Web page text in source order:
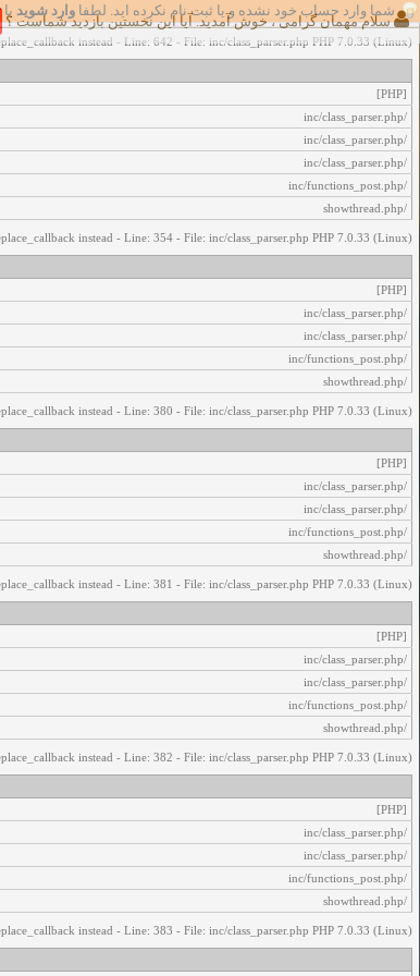
شما وارد حساب خود نشده و یا ثبت نام نکرده اید. لطفا وارد شوید یا اخطار‌های زیر رخ داد:
instead - Line: 642 - File: inc/class_parser.php PHP 7.0.33 (Linux)
[PHP]
/inc/class_parser.php
/inc/class_parser.php
/inc/class_parser.php
/inc/functions_post.php
/showthread.php
instead - Line: 354 - File: inc/class_parser.php PHP 7.0.33 (Linux)
[PHP]
/inc/class_parser.php
/inc/class_parser.php
/inc/functions_post.php
/showthread.php
instead - Line: 380 - File: inc/class_parser.php PHP 7.0.33 (Linux)
[PHP]
/inc/class_parser.php
/inc/class_parser.php
/inc/functions_post.php
/showthread.php
instead - Line: 381 - File: inc/class_parser.php PHP 7.0.33 (Linux)
[PHP]
/inc/class_parser.php
/inc/class_parser.php
/inc/functions_post.php
/showthread.php
instead - Line: 382 - File: inc/class_parser.php PHP 7.0.33 (Linux)
[PHP]
/inc/class_parser.php
/inc/class_parser.php
/inc/functions_post.php
/showthread.php
instead - Line: 383 - File: inc/class_parser.php PHP 7.0.33 (Linux)
سلام مهمان گرامی ، خوش آمدید. آیا این نخستین بازدید شماست ؟